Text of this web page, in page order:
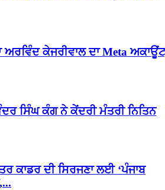
ਕੇਜਰੀਵਾਲ ਦਾ Meta
ਸਿੰਘ ਕੰਗ ਨੇ ਕੇਂਦਰੀ ਮੰਤਰੀ ਨਿਤਿਨ
ਕਾਡਰ ਦੀ ਸਿਰਜਣਾ ਲਈ ‘ਪੰਜਾਬ